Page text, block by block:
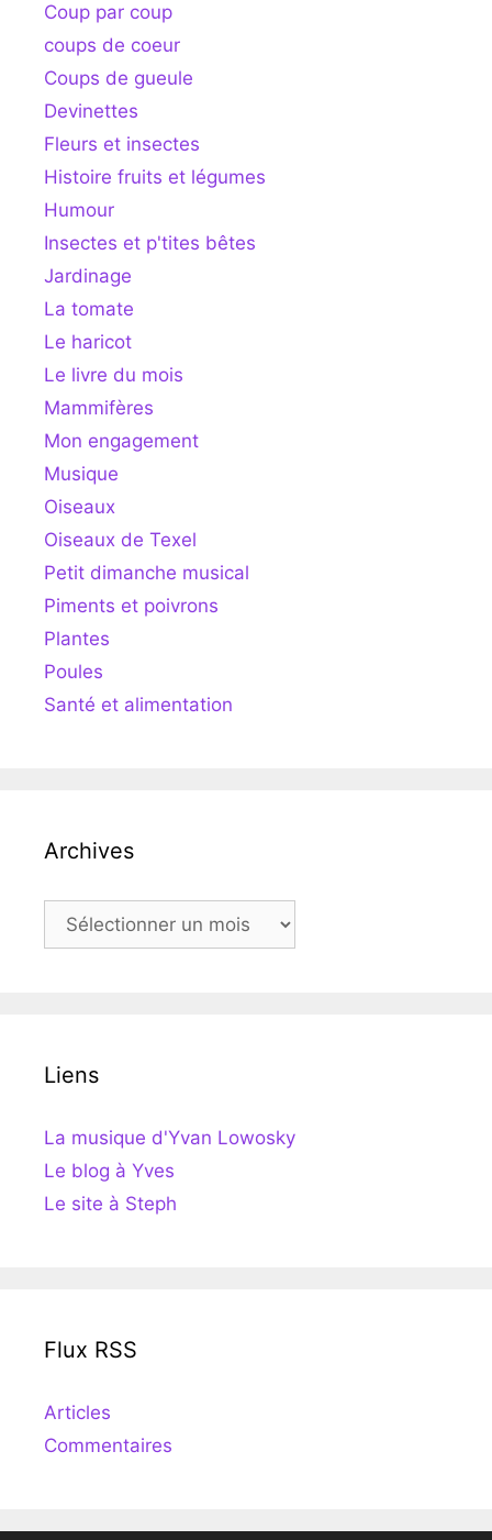
Coup par coup
coups de coeur
Coups de gueule
Devinettes
Fleurs et insectes
Histoire fruits et légumes
Humour
Insectes et p'tites bêtes
Jardinage
La tomate
Le haricot
Le livre du mois
Mammifères
Mon engagement
Musique
Oiseaux
Oiseaux de Texel
Petit dimanche musical
Piments et poivrons
Plantes
Poules
Santé et alimentation
Archives
Archives
Liens
La musique d'Yvan Lowosky
Le blog à Yves
Le site à Steph
Flux RSS
Articles
Commentaires